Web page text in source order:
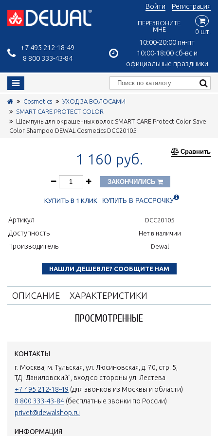
+7 495 212-18-49
8 800 333-43-84
10:00-20:00 пн-пт
10:00-18:00 сб-вс и
официальные праздники
Войти Регистрация
ПЕРЕЗВОНИТЕ
МНЕ
0 шт.
Cosmetics
УХОД ЗА ВОЛОСАМИ
SMART CARE PROTECT COLOR
Шампунь для окрашенных волос SMART CARE Protect Color Save
Color Shampoo DEWAL Cosmetics DCC20105
Сравнить
1 160 руб.
ЗАКОНЧИЛИСЬ
КУПИТЬ В 1 КЛИК КУПИТЬ В РАССРОЧКУ
Артикул DCC20105
Доступность Нет в наличии
Производитель Dewal
НАШЛИ ДЕШЕВЛЕ? СООБЩИТЕ НАМ
ОПИСАНИЕ ХАРАКТЕРИСТИКИ
ПРОСМОТРЕННЫЕ
КОНТАКТЫ
г. Москва, м. Тульская, ул. Люсиновская, д. 70, стр. 5,
ТД "Даниловский", вход со стороны ул. Лестева
+7 495 212-18-49 (для звонков из Москвы и области)
8 800 333-43-84 (бесплатные звонки по России)
privet@dewalshop.ru
ИНФОРМАЦИЯ